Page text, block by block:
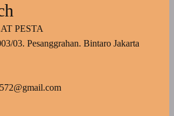
PESTA
03. Pesanggrahan. Bintaro Jakarta